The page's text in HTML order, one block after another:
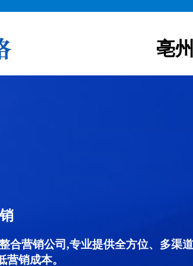
亳
合营销公司,专业提供全方位、多渠
营销成本。